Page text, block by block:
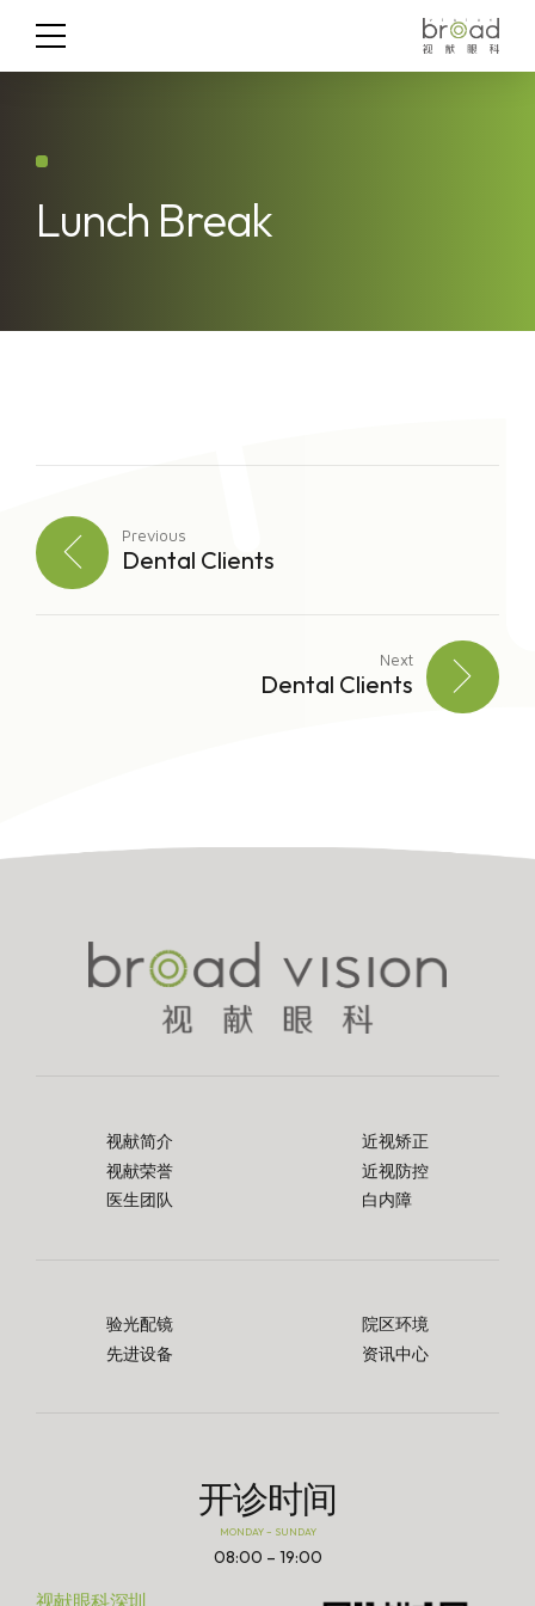
Lunch Break
Previous
Dental Clients
Next
Dental Clients
视献简介
视献荣誉
医生团队
近视矫正
近视防控
白内障
验光配镜
先进设备
院区环境
资讯中心
开诊时间
MONDAY – SUNDAY
08:00 – 19:00